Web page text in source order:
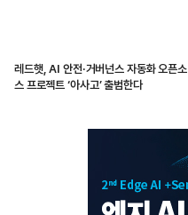
레드햇, AI 안전·거버넌스 자동화 오픈소
스 프로젝트 ‘아사고’ 출범한다